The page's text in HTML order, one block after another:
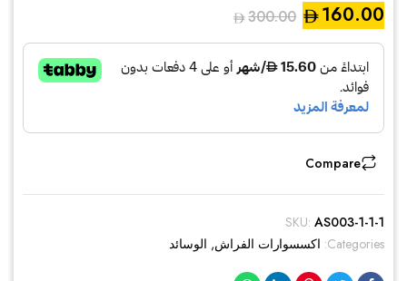
300.00
السعر
الأصلي
هو:
AED300.00.
160.00
السعر
الحالي
هو:
AED160.00.
Compare
SKU: AS003-1-1-1
Categories: اكسسوارات الفراش, الوسائد